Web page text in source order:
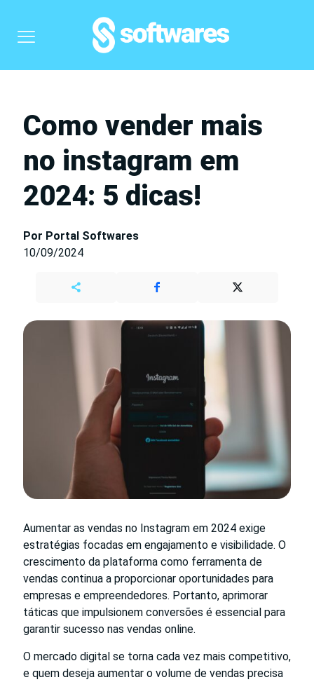
Como vender mais
no instagram em
2024: 5 dicas!
Por Portal Softwares
10/09/2024
Aumentar as vendas no Instagram em 2024 exige
estratégias focadas em engajamento e visibilidade. O
crescimento da plataforma como ferramenta de
vendas continua a proporcionar oportunidades para
empresas e empreendedores. Portanto, aprimorar
táticas que impulsionem conversões é essencial para
garantir sucesso nas vendas online.
O mercado digital se torna cada vez mais competitivo,
e quem deseja aumentar o volume de vendas precisa